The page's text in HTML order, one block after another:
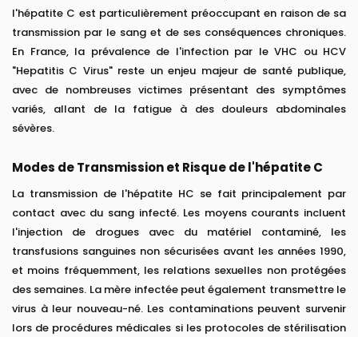
l'hépatite C est particulièrement préoccupant en raison de sa
transmission par le sang et de ses conséquences chroniques.
En France, la prévalence de l'infection par le VHC ou HCV
"Hepatitis C Virus" reste un enjeu majeur de santé publique,
avec de nombreuses victimes présentant des symptômes
variés, allant de la fatigue à des douleurs abdominales
sévères.
Modes de Transmission et Risque de l'hépatite C
La transmission de l'hépatite HC se fait principalement par
contact avec du sang infecté. Les moyens courants incluent
l'injection de drogues avec du matériel contaminé, les
transfusions sanguines non sécurisées avant les années 1990,
et moins fréquemment, les relations sexuelles non protégées
des semaines. La mère infectée peut également transmettre le
virus à leur nouveau-né. Les contaminations peuvent survenir
lors de procédures médicales si les protocoles de stérilisation